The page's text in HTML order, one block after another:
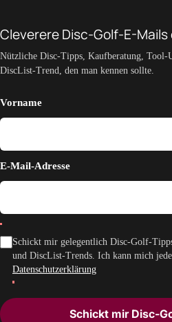
Cleverere Disc-Golf-E-
Nützliche Disc-Tipps, Kaufberatung, Tool-
DiscList-Trend, den man kennen sollte.
Vorname
E-Mail-Adresse
Schickt mir gelegentlich Disc-Golf-
und DiscList-Trends. Ich kann mich
Datenschutzerklärung
Schickt mir Disc-